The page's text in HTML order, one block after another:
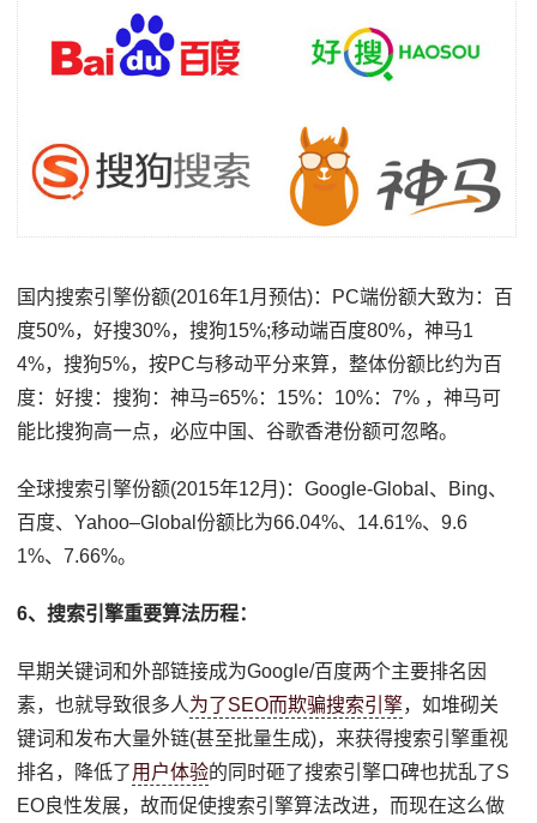
国内搜索引擎份额(2016年1月预估)：PC端份额大致为：百
度50%，好搜30%，搜狗15%;移动端百度80%，神马1
4%，搜狗5%，按PC与移动平分来算，整体份额比约为百
度：好搜：搜狗：神马=65%：15%：10%：7% ，神马可
能比搜狗高一点，必应中国、谷歌香港份额可忽略。
全球搜索引擎份额(2015年12月)：Google-Global、Bing、
百度、Yahoo–Global份额比为66.04%、14.61%、9.6
1%、7.66%。
6、搜索引擎重要算法历程：
早期关键词和外部链接成为Google/百度两个主要排名因
素，也就导致很多人为了SEO而欺骗搜索引擎，如堆砌关
键词和发布大量外链(甚至批量生成)，来获得搜索引擎重视
排名，降低了用户体验的同时砸了搜索引擎口碑也扰乱了S
EO良性发展，故而促使搜索引擎算法改进，而现在这么做